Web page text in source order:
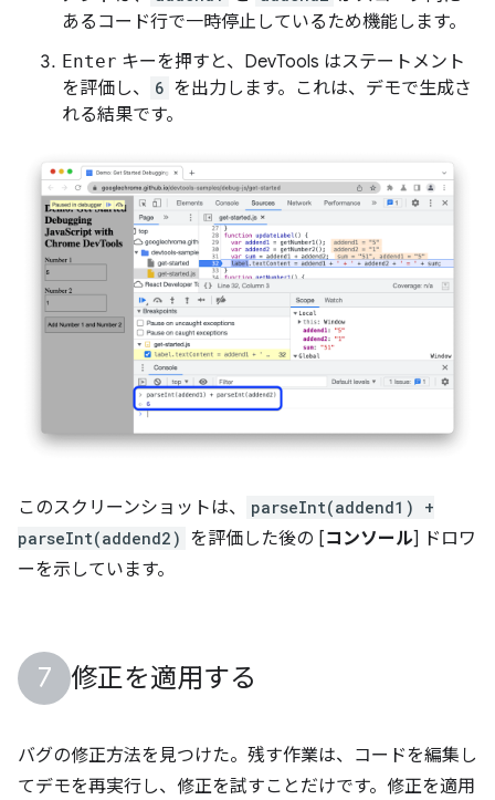
あるコード行で一時停止しているため機能します。
Enter キーを押すと、DevTools はステートメント
を評価し、
6 を出力します。これは、デモで生成さ
れる結果です。
このスクリーンショットは、
parseInt(addend1) +
parseInt(addend2) を評価した後の [コンソール] ドロワ
ーを示しています。
修正を適用する
バグの修正方法を見つけた。残す作業は、コードを編集し
てデモを再実行し、修正を試すことだけです。修正を適用